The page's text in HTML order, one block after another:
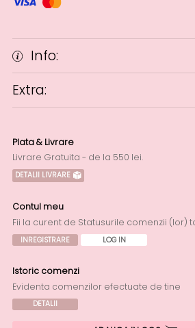
Info:
Extra:
Plata & Livrare
Livrare Gratuita - de la 550 lei.
DETALII LIVRARE
Contul meu
Fii la curent de Statusurile comenzii (lor)
INREGISTRARE LOG IN
Istoric comenzi
Evidenta comenzilor efectuate de tine
DETALII